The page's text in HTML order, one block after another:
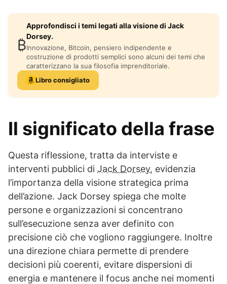
₿
Approfondisci i temi legati alla visione di Jack
Dorsey.
Innovazione, Bitcoin, pensiero indipendente e
costruzione di prodotti semplici sono alcuni dei temi che
caratterizzano la sua filosofia imprenditoriale.
Libro consigliato
Il significato della frase
Questa riflessione, tratta da interviste e
interventi pubblici di Jack Dorsey, evidenzia
l’importanza della visione strategica prima
dell’azione. Jack Dorsey spiega che molte
persone e organizzazioni si concentrano
sull’esecuzione senza aver definito con
precisione ciò che vogliono raggiungere. Inoltre
una direzione chiara permette di prendere
decisioni più coerenti, evitare dispersioni di
energia e mantenere il focus anche nei momenti